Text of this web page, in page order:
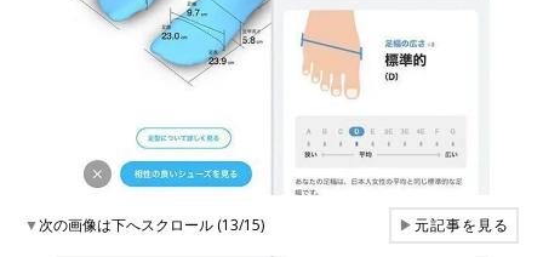
▼次の画像は下へスクロール (13/15) ▶元記事を見る